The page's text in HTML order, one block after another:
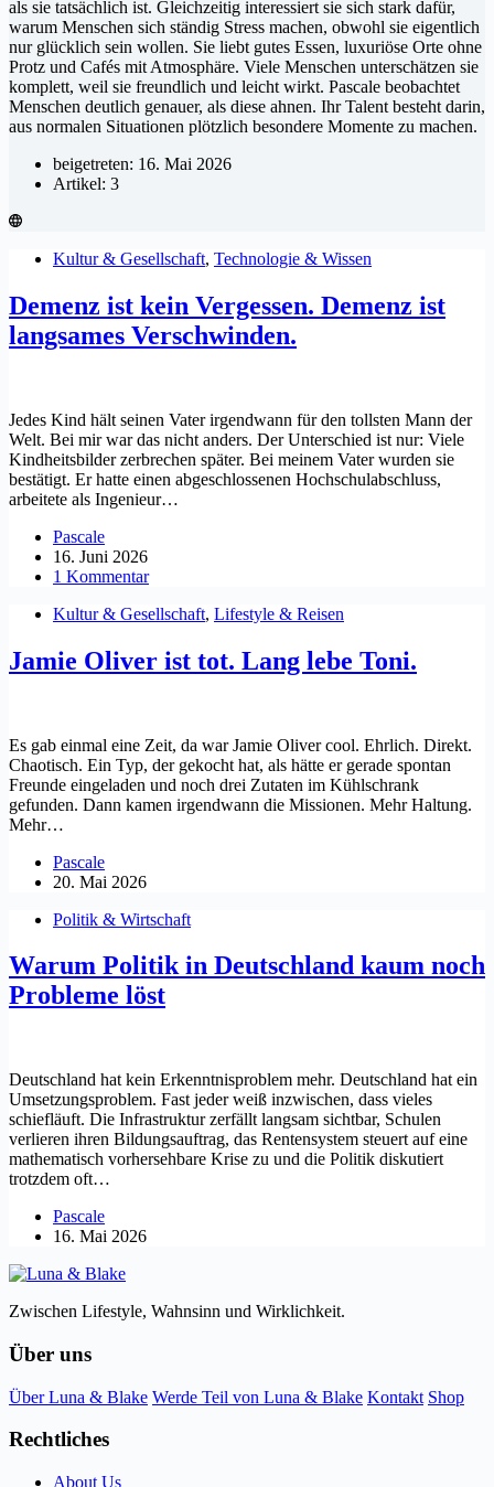
als sie tatsächlich ist. Gleichzeitig interessiert sie sich stark dafür,
warum Menschen sich ständig Stress machen, obwohl sie eigentlich
nur glücklich sein wollen. Sie liebt gutes Essen, luxuriöse Orte ohne
Protz und Cafés mit Atmosphäre. Viele Menschen unterschätzen sie
komplett, weil sie freundlich und leicht wirkt. Pascale beobachtet
Menschen deutlich genauer, als diese ahnen. Ihr Talent besteht darin,
aus normalen Situationen plötzlich besondere Momente zu machen.
beigetreten: 16. Mai 2026
Artikel: 3
Kultur & Gesellschaft, Technologie & Wissen
Demenz ist kein Vergessen. Demenz ist
langsames Verschwinden.
Jedes Kind hält seinen Vater irgendwann für den tollsten Mann der
Welt. Bei mir war das nicht anders. Der Unterschied ist nur: Viele
Kindheitsbilder zerbrechen später. Bei meinem Vater wurden sie
bestätigt. Er hatte einen abgeschlossenen Hochschulabschluss,
arbeitete als Ingenieur…
Pascale
16. Juni 2026
1 Kommentar
Kultur & Gesellschaft, Lifestyle & Reisen
Jamie Oliver ist tot. Lang lebe Toni.
Es gab einmal eine Zeit, da war Jamie Oliver cool. Ehrlich. Direkt.
Chaotisch. Ein Typ, der gekocht hat, als hätte er gerade spontan
Freunde eingeladen und noch drei Zutaten im Kühlschrank
gefunden. Dann kamen irgendwann die Missionen. Mehr Haltung.
Mehr…
Pascale
20. Mai 2026
Politik & Wirtschaft
Warum Politik in Deutschland kaum noch
Probleme löst
Deutschland hat kein Erkenntnisproblem mehr. Deutschland hat ein
Umsetzungsproblem. Fast jeder weiß inzwischen, dass vieles
schiefläuft. Die Infrastruktur zerfällt langsam sichtbar, Schulen
verlieren ihren Bildungsauftrag, das Rentensystem steuert auf eine
mathematisch vorhersehbare Krise zu und die Politik diskutiert
trotzdem oft…
Pascale
16. Mai 2026
Zwischen Lifestyle, Wahnsinn und Wirklichkeit.
Über uns
Über Luna & Blake Werde Teil von Luna & Blake Kontakt Shop
Rechtliches
About Us